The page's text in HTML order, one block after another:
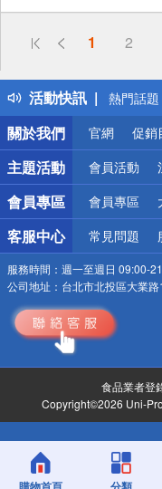
1 2
活動快訊
偏遠地區
得獎公告
熱門話題
銀行優惠
偏遠地區
詐騙網
關於我們
官網 促銷
主題活動 會員活動
會員專區 會員專區
客服中心 常見問題
服務時間： 週一至週日 09:00-
公司地址： 台北市北投區大業
食品業者登
Copyright©2026 Uni-